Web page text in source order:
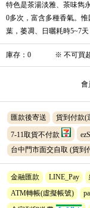
特色是茶湯淡雅、茶味雋
0多次，富含多種香氣。
葉，萎凋、日曬耗時5~7
庫存 ： 0 ※ 不可買
會
匯款後寄送 貨到付款(
7-11取貨不付款
台中門市面交自取 (貨到
金融匯款 LINE_Pay
ATM轉帳(虛擬帳號)